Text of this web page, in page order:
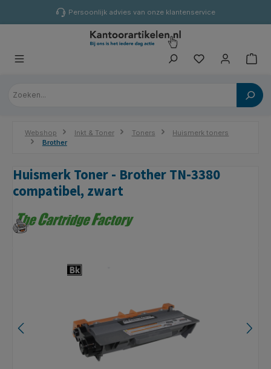
Persoonlijk advies van onze klantenservice
Webshop Inkt & Toner Toners
Huismerk toners
Brother
Huismerk Toner - Brother TN-3380
compatibel, zwart
Afbeeldingengalerij overslaan